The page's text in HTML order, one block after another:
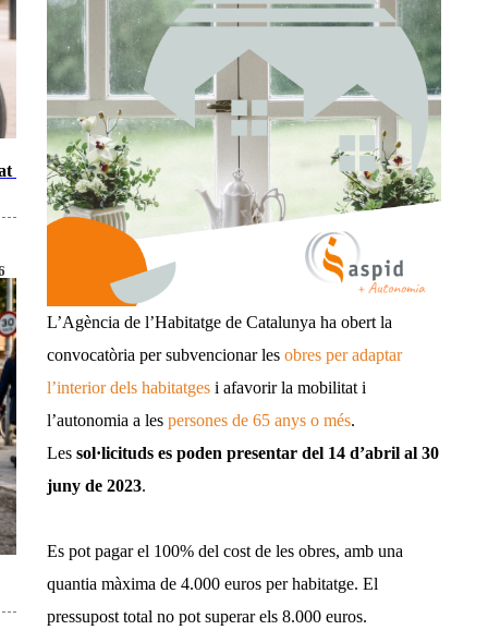
a
L’Agència de l’Habitatge de Catalunya ha obert la
convocatòria per subvencionar lesobres per adaptar
l’interior dels habitatges i afavorir la mobilitat i
l’autonomia a les persones de 65 anys o més.
Lessol·licituds es poden presentar del 14 d’abril al 30
juny de 2023.
Es pot pagar el 100% del cost de les obres, amb una
quantia màxima de 4.000 euros per habitatge. El
pressupost total no pot superar els 8.000 euros.